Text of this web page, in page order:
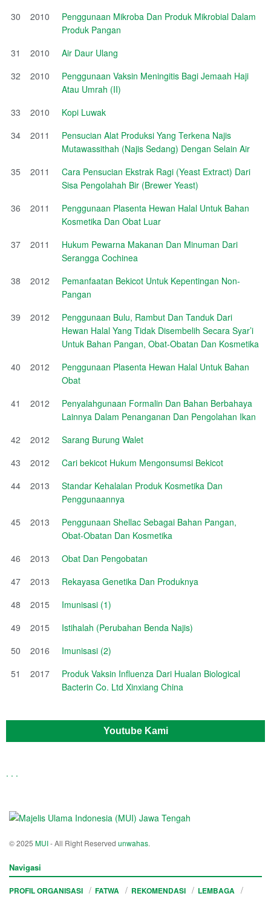
30
2010
Penggunaan Mikroba Dan Produk Mikrobial Dalam
Produk Pangan
31
2010
Air Daur Ulang
32
2010
Penggunaan Vaksin Meningitis Bagi Jemaah Haji
Atau Umrah (II)
33
2010
Kopi Luwak
34
2011
Pensucian Alat Produksi Yang Terkena Najis
Mutawassithah (Najis Sedang) Dengan Selain Air
35
2011
Cara Pensucian Ekstrak Ragi (Yeast Extract) Dari
Sisa Pengolahah Bir (Brewer Yeast)
36
2011
Penggunaan Plasenta Hewan Halal Untuk Bahan
Kosmetika Dan Obat Luar
37
2011
Hukum Pewarna Makanan Dan Minuman Dari
Serangga Cochinea
38
2012
Pemanfaatan Bekicot Untuk Kepentingan Non-
Pangan
39
2012
Penggunaan Bulu, Rambut Dan Tanduk Dari
Hewan Halal Yang Tidak Disembelih Secara Syar’i
Untuk Bahan Pangan, Obat-Obatan Dan Kosmetika
40
2012
Penggunaan Plasenta Hewan Halal Untuk Bahan
Obat
41
2012
Penyalahgunaan Formalin Dan Bahan Berbahaya
Lainnya Dalam Penanganan Dan Pengolahan Ikan
42
2012
Sarang Burung Walet
43
2012
Cari bekicot Hukum Mengonsumsi Bekicot
44
2013
Standar Kehalalan Produk Kosmetika Dan
Penggunaannya
45
2013
Penggunaan Shellac Sebagai Bahan Pangan,
Obat-Obatan Dan Kosmetika
46
2013
Obat Dan Pengobatan
47
2013
Rekayasa Genetika Dan Produknya
48
2015
Imunisasi (1)
49
2015
Istihalah (Perubahan Benda Najis)
50
2016
Imunisasi (2)
51
2017
Produk Vaksin Influenza Dari Hualan Biological
Bacterin Co. Ltd Xinxiang China
Youtube Kami
. . .
© 2025 MUI- All Right Reserved unwahas.
Navigasi
PROFIL ORGANISASI FATWA REKOMENDASI
LEMBAGA